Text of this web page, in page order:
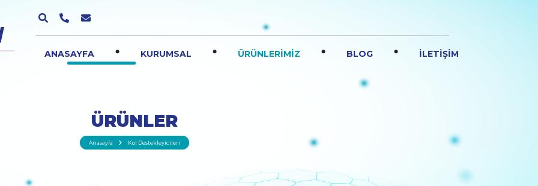
ANASAYFA . KURUMSAL . ÜRÜNLERİMİZ . BLOG . İLETİŞİM
ÜRÜNLER
Anasayfa Kol Destekleyicileri